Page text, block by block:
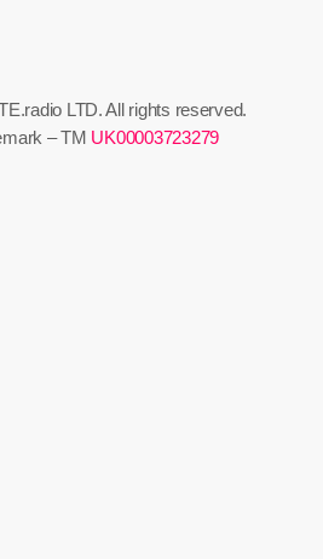
LTD. All rights reserved.
– TM UK00003723279